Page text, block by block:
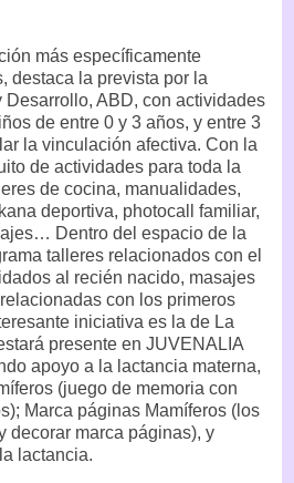
más específicamente
destaca la prevista por la
ABD, con actividades
de entre 0 y 3 años, y entre 3
la vinculación afectiva. Con la
de actividades para toda la
de cocina, manualidades,
deportiva, photocall familiar,
Dentro del espacio de la
talleres relacionados con el
al recién nacido, masajes
con los primeros
iniciativa es la de La
presente en JUVENALIA
apoyo a la lactancia materna,
(juego de memoria con
Marca páginas Mamíferos (los
decorar marca páginas), y
lactancia.